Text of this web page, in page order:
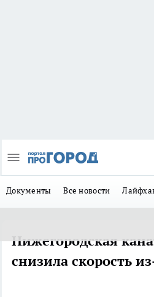
Документы Все новости
Нижегородская
снизила скорость